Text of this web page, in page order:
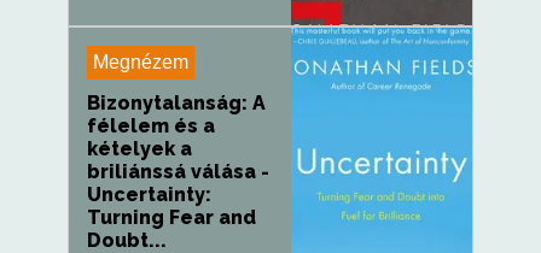
Megnézem
Bizonytalanság: A
félelem és a
kételyek a
briliánssá válása -
Uncertainty:
Turning Fear and
Doubt...